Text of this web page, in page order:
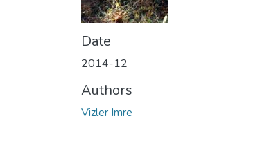
Date
2014-12
Authors
Vizler Imre